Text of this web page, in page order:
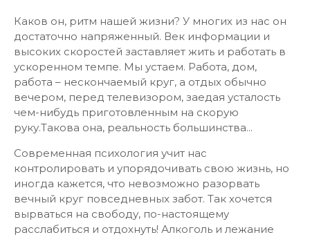
Каков он, ритм нашей жизни? У многих из нас он
достаточно напряженный. Век информации и
высоких скоростей заставляет жить и работать в
ускоренном темпе. Мы устаем. Работа, дом,
работа – нескончаемый круг, а отдых обычно
вечером, перед телевизором, заедая усталость
чем-нибудь приготовленным на скорую
руку.Такова она, реальность большинства...
Современная психология учит нас
контролировать и упорядочивать свою жизнь, но
иногда кажется, что невозможно разорвать
вечный круг повседневных забот. Так хочется
вырваться на свободу, по-настоящему
расслабиться и отдохнуть! Алкоголь и лежание